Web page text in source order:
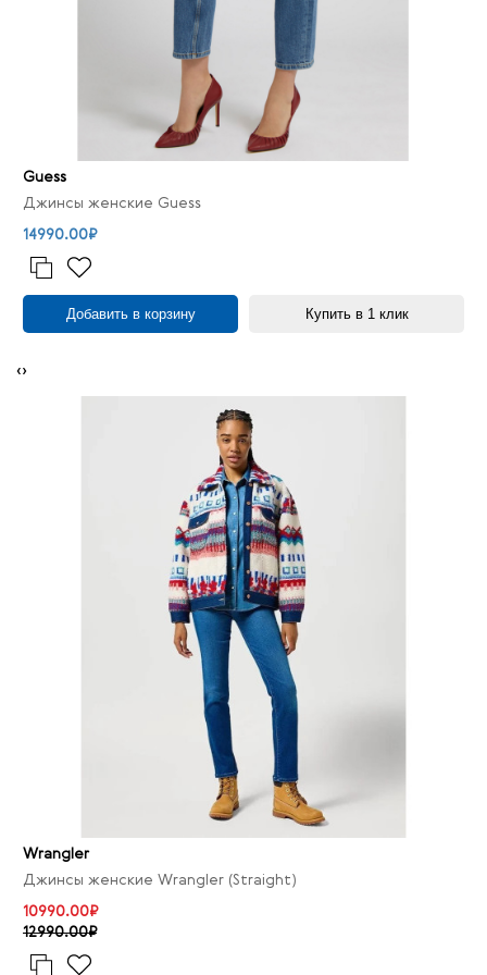
Guess
Джинсы женские Guess
14990.00₽
Добавить в корзину Купить в 1 клик
‹›
Wrangler
Джинсы женские Wrangler (Straight)
10990.00₽
12990.00₽